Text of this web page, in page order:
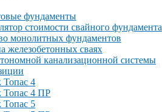
фундаменты
стоимости свайного фундамента
монолитных фундаментов
железобетонных сваях
канализационной системы
Топас 4
Топас 4 ПР
Топас 5